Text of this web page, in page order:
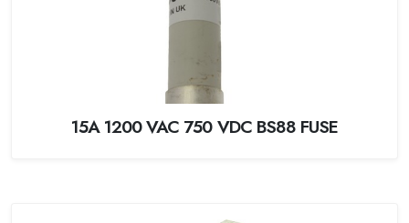
15A 1200 VAC 750 VDC BS88 FUSE